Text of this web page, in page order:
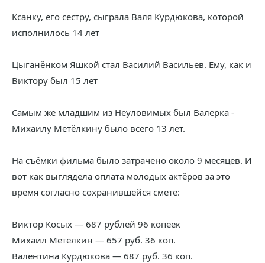
Ксанку, его сестру, сыграла Валя Курдюкова, которой
исполнилось 14 лет
Цыганёнком Яшкой стал Василий Васильев. Ему, как и
Виктору был 15 лет
Самым же младшим из Неуловимых был Валерка -
Михаилу Метёлкину было всего 13 лет.
На съёмки фильма было затрачено около 9 месяцев. И
вот как выглядела оплата молодых актёров за это
время согласно сохранившейся смете:
Виктор Косых — 687 рублей 96 копеек
Михаил Метелкин — 657 руб. 36 коп.
Валентина Курдюкова — 687 руб. 36 коп.